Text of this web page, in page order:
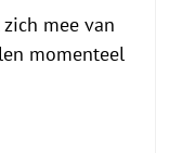
mee van
momenteel